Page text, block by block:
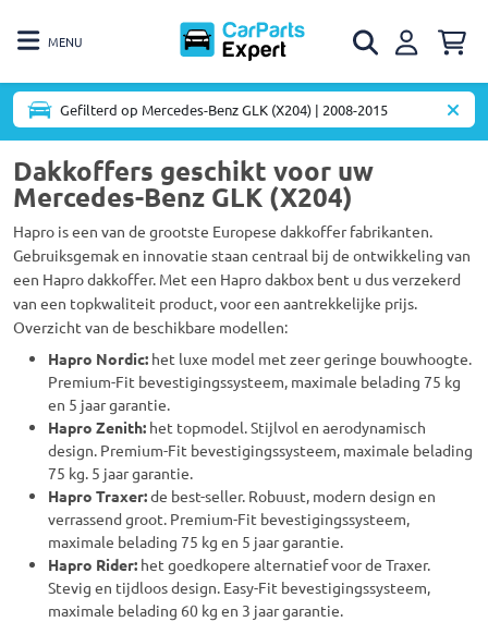
MENU
Gefilterd op Mercedes-Benz GLK (X204) | 2008-2015
Dakkoffers geschikt voor uw
Mercedes-Benz GLK (X204)
Hapro is een van de grootste Europese dakkoffer fabrikanten.
Gebruiksgemak en innovatie staan centraal bij de ontwikkeling van
een Hapro dakkoffer. Met een Hapro dakbox bent u dus verzekerd
van een topkwaliteit product, voor een aantrekkelijke prijs.
Overzicht van de beschikbare modellen:
Hapro Nordic: het luxe model met zeer geringe bouwhoogte.
Premium-Fit bevestigingssysteem, maximale belading 75 kg
en 5 jaar garantie.
Hapro Zenith: het topmodel. Stijlvol en aerodynamisch
design. Premium-Fit bevestigingssysteem, maximale belading
75 kg. 5 jaar garantie.
Hapro Traxer:de best-seller. Robuust, modern design en
verrassend groot. Premium-Fit bevestigingssysteem,
maximale belading 75 kg en 5 jaar garantie.
Hapro Rider: het goedkopere alternatief voor de Traxer.
Stevig en tijdloos design. Easy-Fit bevestigingssysteem,
maximale belading 60 kg en 3 jaar garantie.